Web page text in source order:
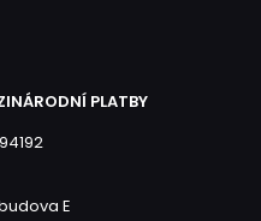
PLATBY
E